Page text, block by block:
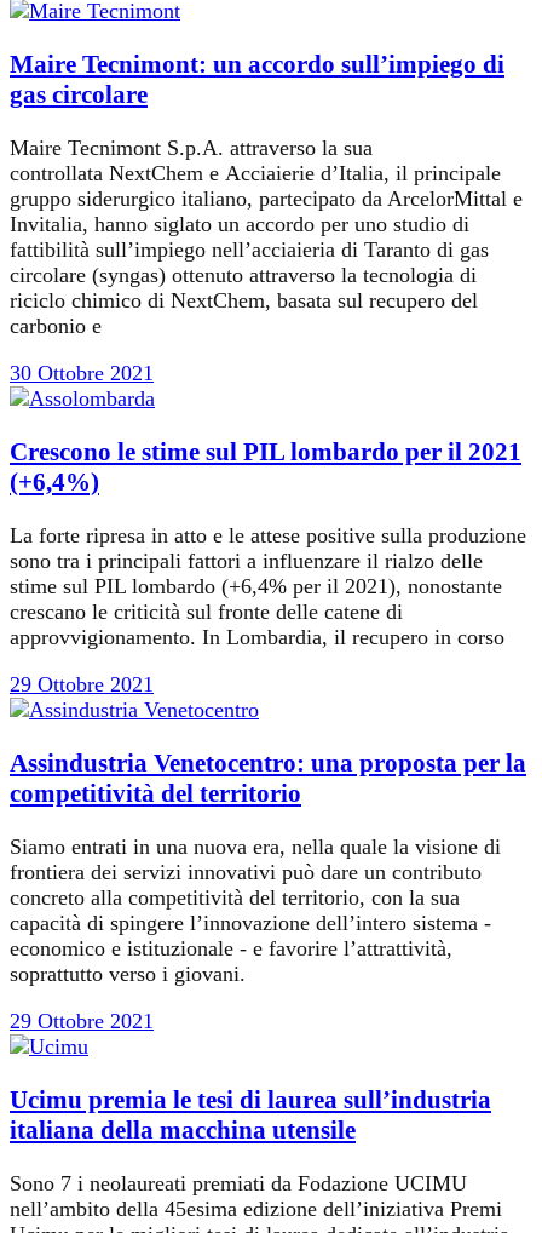
Maire Tecnimont: un accordo sull’impiego di
gas circolare
Maire Tecnimont S.p.A. attraverso la sua
controllata NextChem e Acciaierie d’Italia, il principale
gruppo siderurgico italiano, partecipato da ArcelorMittal e
Invitalia, hanno siglato un accordo per uno studio di
fattibilità sull’impiego nell’acciaieria di Taranto di gas
circolare (syngas) ottenuto attraverso la tecnologia di
riciclo chimico di NextChem, basata sul recupero del
carbonio e
30 Ottobre 2021
Crescono le stime sul PIL lombardo per il 2021
(+6,4%)
La forte ripresa in atto e le attese positive sulla produzione
sono tra i principali fattori a influenzare il rialzo delle
stime sul PIL lombardo (+6,4% per il 2021), nonostante
crescano le criticità sul fronte delle catene di
approvvigionamento. In Lombardia, il recupero in corso
29 Ottobre 2021
Assindustria Venetocentro: una proposta per la
competitività del territorio
Siamo entrati in una nuova era, nella quale la visione di
frontiera dei servizi innovativi può dare un contributo
concreto alla competitività del territorio, con la sua
capacità di spingere l’innovazione dell’intero sistema -
economico e istituzionale - e favorire l’attrattività,
soprattutto verso i giovani.
29 Ottobre 2021
Ucimu premia le tesi di laurea sull’industria
italiana della macchina utensile
Sono 7 i neolaureati premiati da Fodazione UCIMU
nell’ambito della 45esima edizione dell’iniziativa Premi